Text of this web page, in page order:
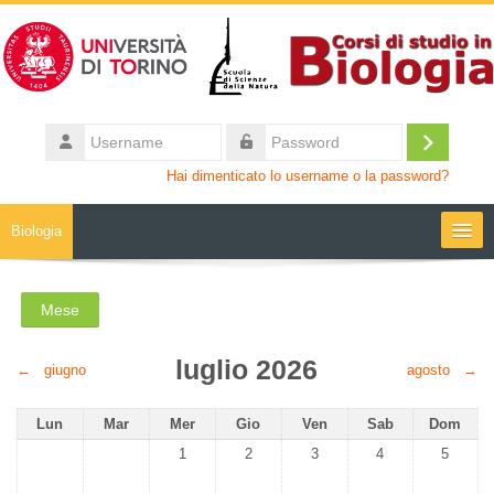
Username
Login
Hai dimenticato lo username o la password?
Biologia
Mese
← giugno luglio 2026 agosto →
Lunedi
Lun Martedì
Mar Mercoledì
Mer Giovedì
Gio Venerdì
Ven Sabato
Sab
Dom
Nessun evento, mercoledì 1 luglio
1 Nessun evento, giovedì 2 luglio
2 Nessun evento, venerdì 3
3 Nessun evento,
4 Nessun
5